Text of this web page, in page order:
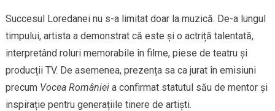
Succesul Loredanei nu s-a limitat doar la muzică. De-a lungul
timpului, artista a demonstrat că este și o actriță talentată,
interpretând roluri memorabile în filme, piese de teatru și
producții TV. De asemenea, prezența sa ca jurat în emisiuni
precum Vocea Românieia confirmat statutul său de mentor și
inspirație pentru generațiile tinere de artiști.